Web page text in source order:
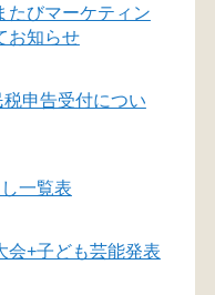
たびマーケティン
お知らせ
申告受付につい
一覧表
会+子ども芸能発表